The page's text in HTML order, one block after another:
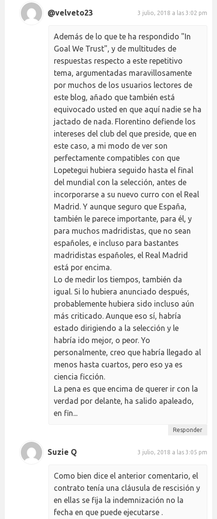
@velveto23 3 julio, 2018 a las 3:02 pm
Además de lo que te ha respondido "In
Goal We Trust", y de multitudes de
respuestas respecto a este repetitivo
tema, argumentadas maravillosamente
por muchos de los usuarios lectores de
este blog, añado que también está
equivocado usted en que aquí nadie se ha
jactado de nada. Florentino defiende los
intereses del club del que preside, que en
este caso, a mi modo de ver son
perfectamente compatibles con que
Lopetegui hubiera seguido hasta el final
del mundial con la selección, antes de
incorporarse a su nuevo curro con el Real
Madrid. Y aunque seguro que España,
también le parece importante, para él, y
para muchos madridistas, que no sean
españoles, e incluso para bastantes
madridistas españoles, el Real Madrid
está por encima.
Lo de medir los tiempos, también da
igual. Si lo hubiera anunciado después,
probablemente hubiera sido incluso aún
más criticado. Aunque eso sí, habría
estado dirigiendo a la selección y le
habría ido mejor, o peor. Yo
personalmente, creo que habría llegado al
menos hasta cuartos, pero eso ya es
ciencia ficción.
La pena es que encima de querer ir con la
verdad por delante, ha salido apaleado,
en fin...
Responder
Suzie Q 3 julio, 2018 a las 3:05 pm
Como bien dice el anterior comentario, el
contrato tenía una cláusula de rescisión y
en ellas se fija la indemnización no la
fecha en que puede ejecutarse .